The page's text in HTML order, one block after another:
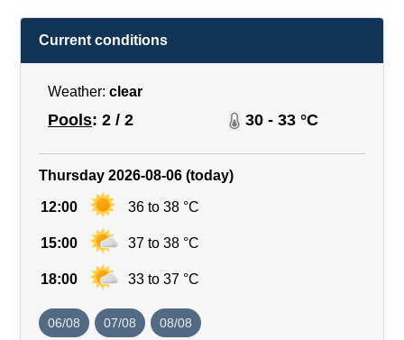
Current conditions
Weather: clear
Pools: 2 / 2 30 - 33 °C
Thursday 2026-08-06 (today)
12:00 36 to 38 °C
15:00 37 to 38 °C
18:00 33 to 37 °C
06/08 07/08 08/08